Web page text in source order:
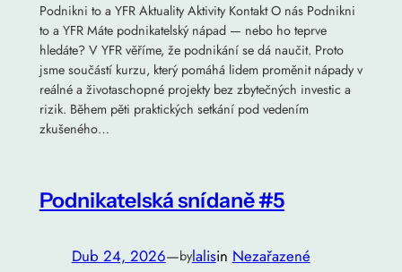
Podnikni to a YFR Aktuality Aktivity Kontakt O nás Podnikni
to a YFR Máte podnikatelský nápad — nebo ho teprve
hledáte? V YFR věříme, že podnikání se dá naučit. Proto
jsme součástí kurzu, který pomáhá lidem proměnit nápady v
reálné a životaschopné projekty bez zbytečných investic a
rizik. Během pěti praktických setkání pod vedením
zkušeného…
Podnikatelská snídaně #5
Dub 24, 2026—bylalisin Nezařazené